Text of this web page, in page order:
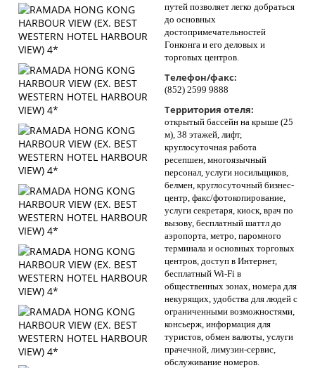
путей позволяет легко добраться
до основных
достопримечательностей
Гонконга и его деловых и
торговых центров.
Телефон/факс:
(852) 2599 9888
Территория отеля:
открытый бассейн на крыше (25
м), 38 этажей, лифт,
круглосуточная работа
ресепшен, многоязычный
персонал, услуги носильщиков,
белмен, круглосуточный бизнес-
центр, факс/фотокопирование,
услуги секретаря, киоск, врач по
вызову, бесплатный шаттл до
аэропорта, метро, паромного
терминала и основных торговых
центров, доступ в Интернет,
бесплатный Wi-Fi в
общественных зонах, номера для
некурящих, удобства для людей с
ограниченными возможностями,
консьерж, информация для
туристов, обмен валюты, услуги
прачечной, лимузин-сервис,
обслуживание номеров.